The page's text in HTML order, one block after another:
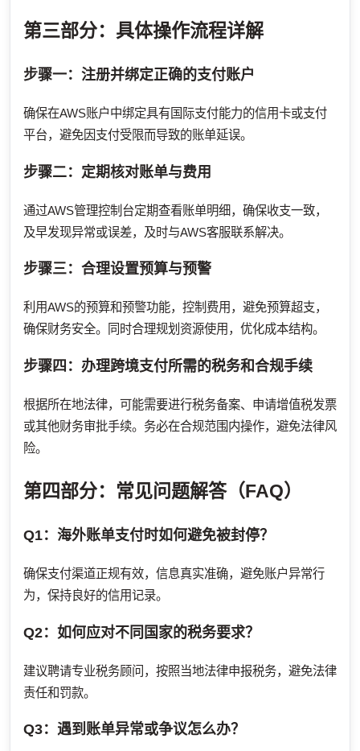
第三部分：具体操作流程详解
步骤一：注册并绑定正确的支付账户
确保在AWS账户中绑定具有国际支付能力的信用卡或支付
平台，避免因支付受限而导致的账单延误。
步骤二：定期核对账单与费用
通过AWS管理控制台定期查看账单明细，确保收支一致，
及早发现异常或误差，及时与AWS客服联系解决。
步骤三：合理设置预算与预警
利用AWS的预算和预警功能，控制费用，避免预算超支，
确保财务安全。同时合理规划资源使用，优化成本结构。
步骤四：办理跨境支付所需的税务和合规手续
根据所在地法律，可能需要进行税务备案、申请增值税发票
或其他财务审批手续。务必在合规范围内操作，避免法律风
险。
第四部分：常见问题解答（FAQ）
Q1：海外账单支付时如何避免被封停？
确保支付渠道正规有效，信息真实准确，避免账户异常行
为，保持良好的信用记录。
Q2：如何应对不同国家的税务要求？
建议聘请专业税务顾问，按照当地法律申报税务，避免法律
责任和罚款。
Q3：遇到账单异常或争议怎么办？